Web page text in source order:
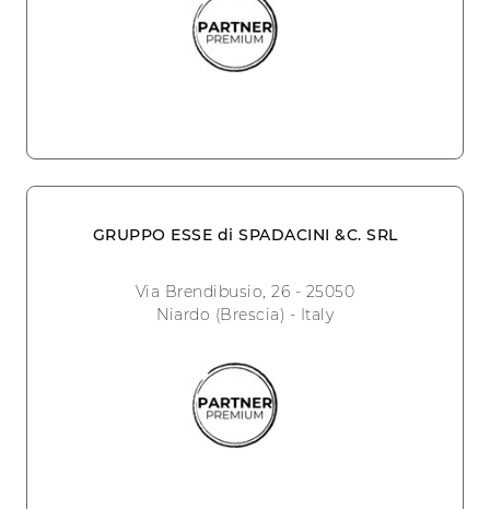
GRUPPO ESSE di SPADACINI &C. SRL
Via Brendibusio, 26 - 25050
Niardo (Brescia) - Italy